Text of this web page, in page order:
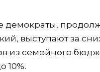
демократы,
выступают за
из семейного
10%.